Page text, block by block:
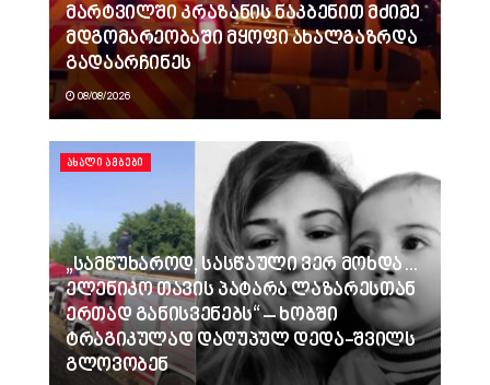
მარტვილში კრაზანის ნაკბენით მძიმე
მდგომარეობაში მყოფი ახალგაზრდა
გადაარჩინეს
08/08/2026
ᲐᲮᲐᲚᲘ ᲐᲛᲑᲔᲑᲘ
„სამწუხაროდ, სასწაული ვერ მოხდა…
ელენიკო თავის პატარა ლაზარესთან
ერთად განისვენებს“ – ხობში
ტრაგიკულად დაღუპულ დედა-შვილს
გლოვობენ